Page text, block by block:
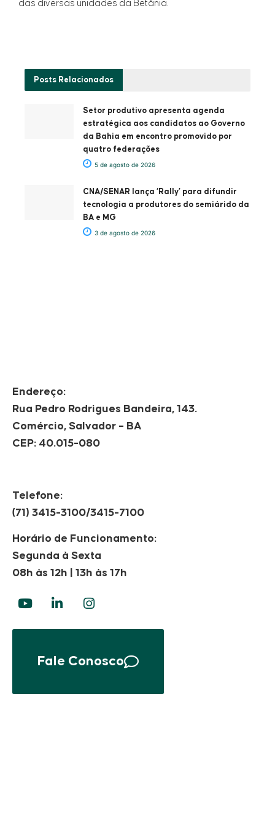
das diversas unidades da Betânia.
Posts Relacionados
Setor produtivo apresenta agenda
estratégica aos candidatos ao Governo
da Bahia em encontro promovido por
quatro federações
5 de agosto de 2026
CNA/SENAR lança ‘Rally’ para difundir
tecnologia a produtores do semiárido da
BA e MG
3 de agosto de 2026
Endereço:
Rua Pedro Rodrigues Bandeira, 143.
Comércio, Salvador – BA
CEP: 40.015-080
Telefone:
(71) 3415-3100/3415-7100
Horário de Funcionamento:
Segunda à Sexta
08h às 12h | 13h às 17h
Fale Conosco